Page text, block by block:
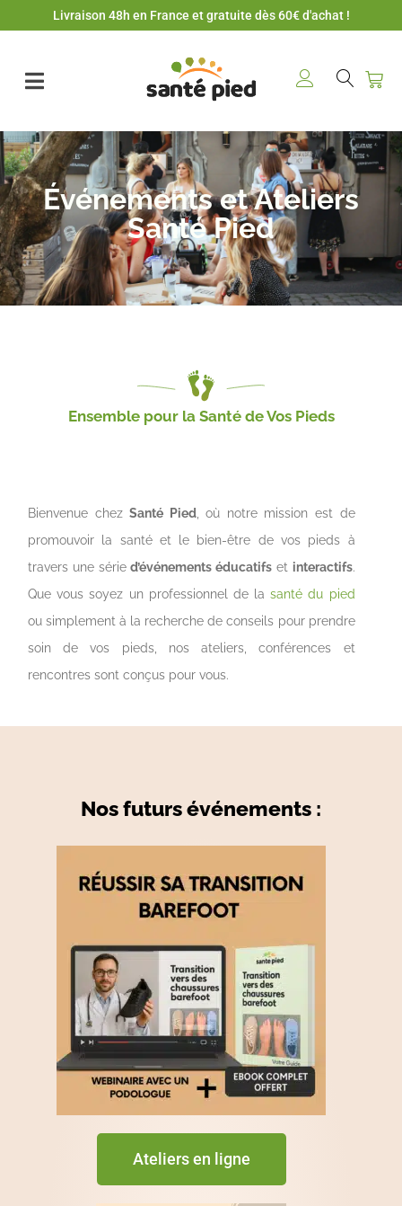
Livraison 48h en France et gratuite dès 60€ d'achat !
Événements et Ateliers
Santé Pied
Ensemble pour la Santé de Vos Pieds
Bienvenue chezSanté Pied, où notre mission est de
promouvoir la santé et le bien-être de vos pieds à
travers une séried’événements éducatifs et interactifs.
Que vous soyez un professionnel de lasanté du pied
ou simplement à la recherche de conseils pour prendre
soin de vos pieds, nos ateliers, conférences et
rencontres sont conçus pour vous.
Nos futurs événements :
Ateliers en ligne